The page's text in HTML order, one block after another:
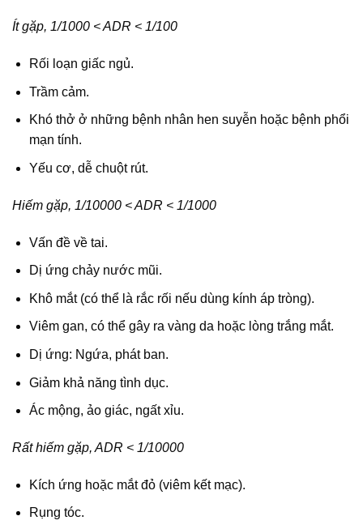
Ít gặp, 1/1000 < ADR < 1/100
Rối loạn giấc ngủ.
Trầm cảm.
Khó thở ở những bệnh nhân hen suyễn hoặc bệnh phổi
mạn tính.
Yếu cơ, dễ chuột rút.
Hiếm gặp, 1/10000 < ADR < 1/1000
Vấn đề về tai.
Dị ứng chảy nước mũi.
Khô mắt (có thể là rắc rối nếu dùng kính áp tròng).
Viêm gan, có thể gây ra vàng da hoặc lòng trắng mắt.
Dị ứng: Ngứa, phát ban.
Giảm khả năng tình dục.
Ác mộng, ảo giác, ngất xỉu.
Rất hiếm gặp, ADR < 1/10000
Kích ứng hoặc mắt đỏ (viêm kết mạc).
Rụng tóc.